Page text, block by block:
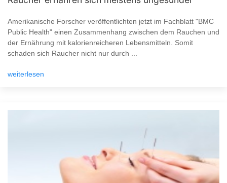
Amerikanische Forscher veröffentlichten jetzt im Fachblatt "BMC
Public Health" einen Zusammenhang zwischen dem Rauchen und
der Ernährung mit kalorienreicheren Lebensmitteln. Somit
schaden sich Raucher nicht nur durch ...
weiterlesen